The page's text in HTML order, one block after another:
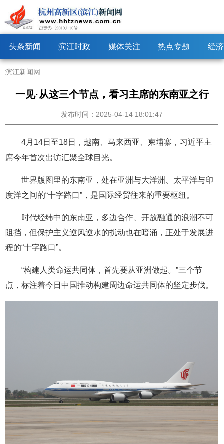
头条新闻 滨江时政 媒体关注 热点专题 经
滨江新闻网
一见·从这三个节点，看习主席的东南亚之行
发布时间：2025-04-14 18:01:47
4月14日至18日，越南、马来西亚、柬埔寨，习近平主
席今年首次出访汇聚全球目光。
世界版图里的东南亚，处在亚洲与大洋洲、太平洋与印
度洋之间的“十字路口”，是国际经贸往来的重要枢纽。
时代经纬中的东南亚，多边合作、开放融通的浪潮不可
阻挡，但保护主义逆风逆水的扰动也在暗涌，正处于发展进
程的“十字路口”。
“构建人类命运共同体，首先要从亚洲做起。”三个节
点，标注着今日中国推动构建周边命运共同体的坚定步伐。